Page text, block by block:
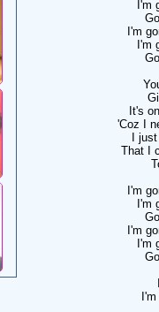
I'm
I'm
I'm
It's
'Coz I
I
That I
I'm
I'm
I'm
I'm